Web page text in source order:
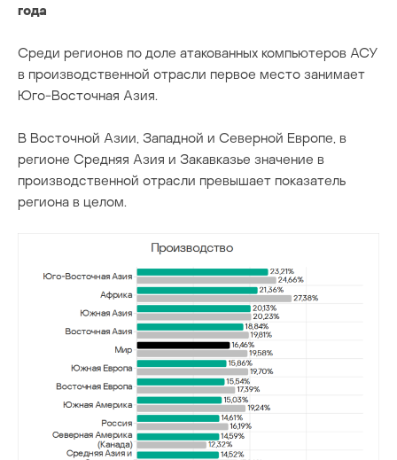
года
Среди регионов по доле атакованных компьютеров АСУ
в производственной отрасли первое место занимает
Юго-Восточная Азия.
В Восточной Азии, Западной и Северной Европе, в
регионе Средняя Азия и Закавказье значение в
производственной отрасли превышает показатель
региона в целом.